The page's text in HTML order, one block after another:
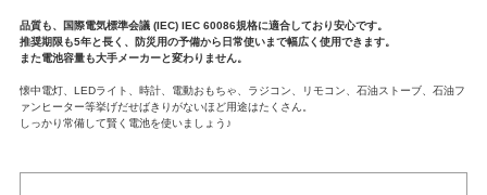
品質も、国際電気標準会議 (IEC) IEC 60086規格に適合しており安心です。
推奨期限も5年と長く、防災用の予備から日常使いまで幅広く使用できます。
また電池容量も大手メーカーと変わりません。
懐中電灯、LEDライト、時計、電動おもちゃ、ラジコン、リモコン、石油ストーブ、石油フ
ァンヒーター等挙げだせばきりがないほど用途はたくさん。
しっかり常備して賢く電池を使いましょう♪